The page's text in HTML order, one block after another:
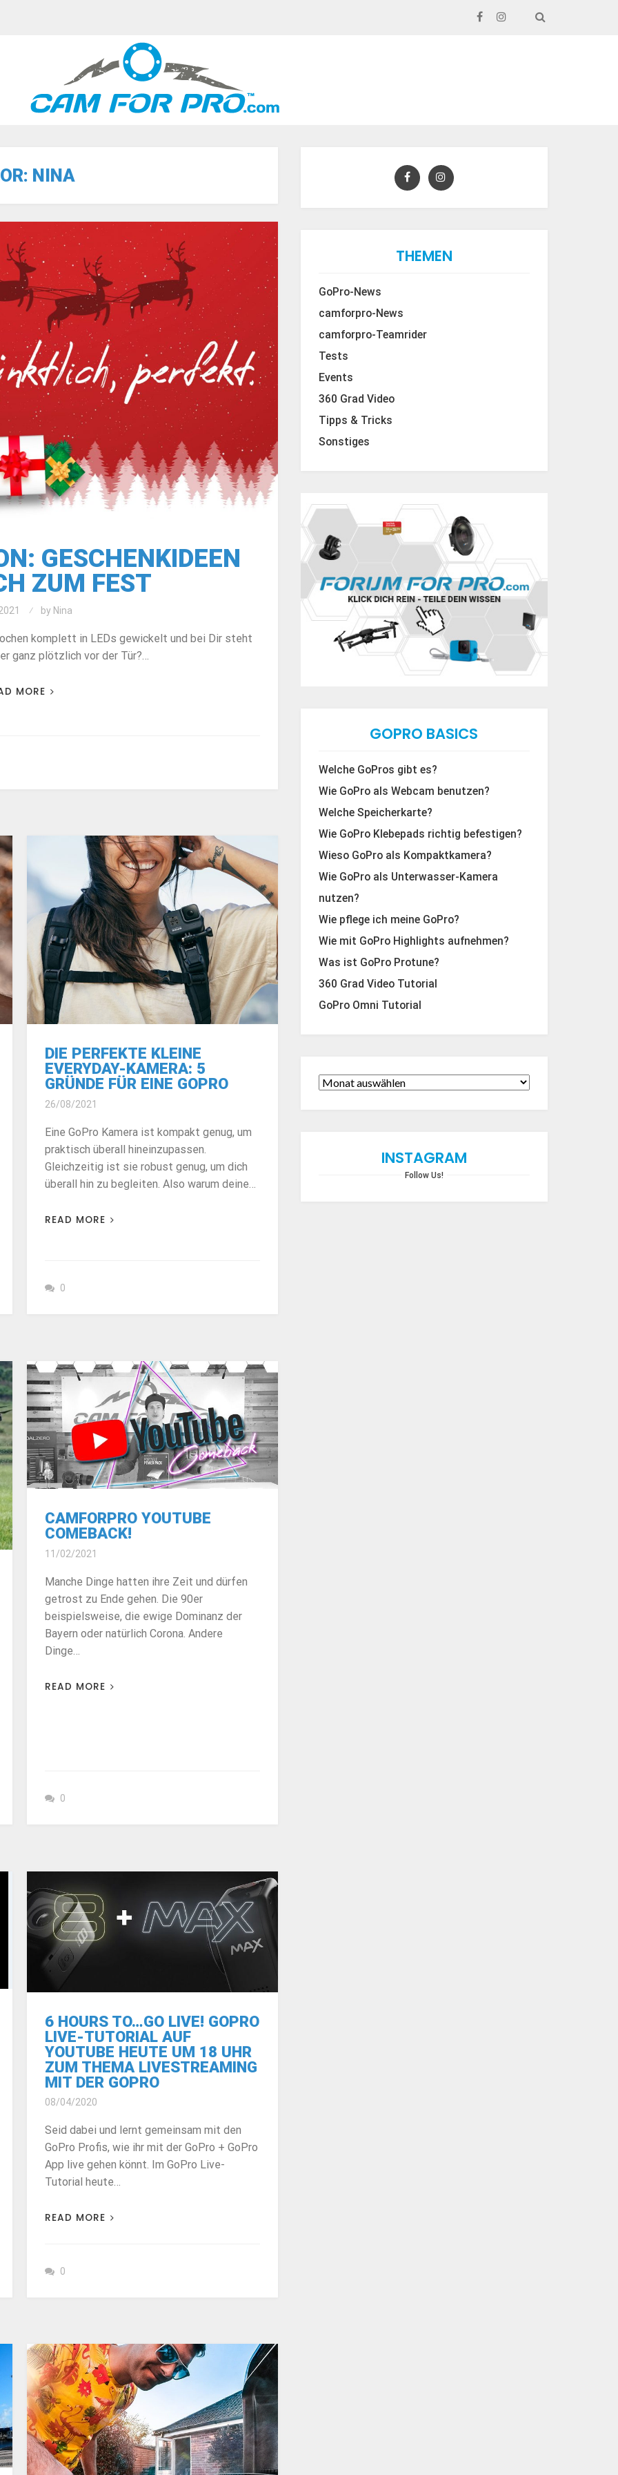
SEARCH
NINA
GESCHENKIDEEN
ZUM FEST
by Nina
komplett in LEDs gewickelt und bei Dir steht
ganz plötzlich vor der Tür?…
MORE
DIE PERFEKTE KLEINE
EVERYDAY-KAMERA: 5
GRÜNDE FÜR EINE GOPRO
26/08/2021
Eine GoPro Kamera ist kompakt genug, um
praktisch überall hineinzupassen.
Gleichzeitig ist sie robust genug, um dich
überall hin zu begleiten. Also warum deine…
READ MORE
0
CAMFORPRO YOUTUBE
COMEBACK!
11/02/2021
Manche Dinge hatten ihre Zeit und dürfen
getrost zu Ende gehen. Die 90er
beispielsweise, die ewige Dominanz der
Bayern oder natürlich Corona. Andere
Dinge…
READ MORE
0
6 HOURS TO…GO LIVE! GOPRO
LIVE-TUTORIAL AUF
YOUTUBE HEUTE UM 18 UHR
ZUM THEMA LIVESTREAMING
MIT DER GOPRO
08/04/2020
Seid dabei und lernt gemeinsam mit den
GoPro Profis, wie ihr mit der GoPro + GoPro
App live gehen könnt. Im GoPro Live-
Tutorial heute…
READ MORE
0
THEMEN
GoPro-News
camforpro-News
camforpro-Teamrider
Tests
Events
360 Grad Video
Tipps & Tricks
Sonstiges
GOPRO BASICS
Welche GoPros gibt es?
Wie GoPro als Webcam benutzen?
Welche Speicherkarte?
Wie GoPro Klebepads richtig befestigen?
Wieso GoPro als Kompaktkamera?
Wie GoPro als Unterwasser-Kamera
nutzen?
Wie pflege ich meine GoPro?
Wie mit GoPro Highlights aufnehmen?
Was ist GoPro Protune?
360 Grad Video Tutorial
GoPro Omni Tutorial
INSTAGRAM
Follow Us!